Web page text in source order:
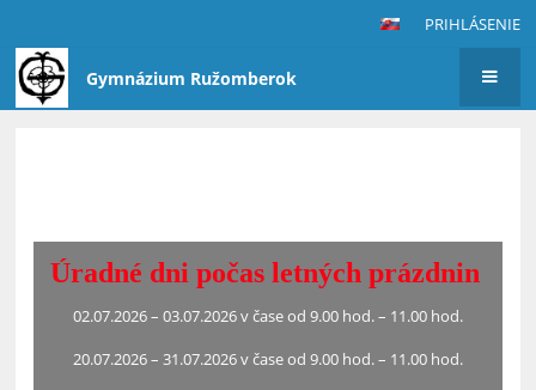
PRIHLÁSENIE
Gymnázium Ružomberok
Všetkým kolegom, žiakom, rodičom, rodinným príslušníkom
a priateľom školy